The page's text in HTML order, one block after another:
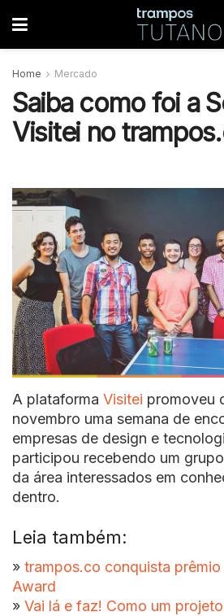
Home Mercado
Saiba como foi a
Visitei no
A plataforma Visitei promoveu
novembro uma semana de
empresas de design e
participou recebendo um
da área interessados em
dentro.
Leia também:
» trampos.co conquista prêmio
Award
» Vai lá e faz! Como um